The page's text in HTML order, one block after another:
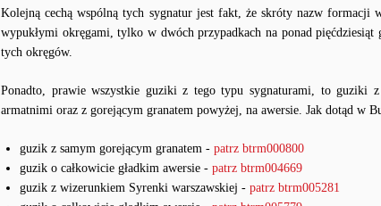
Kolejną cechą wspólną tych sygnatur jest fakt, że skróty nazw formacji
wypukłymi okręgami, tylko w dwóch przypadkach na ponad
tych okręgów.
Ponadto, prawie wszystkie guziki z tego typu sygnaturami, to guziki
armatnimi oraz z gorejącym granatem powyżej, na awersie. Jak dotąd w
guzik z samym gorejącym granatem - patrz btrm000800
guzik o całkowicie gładkim awersie - patrz btrm004669
guzik z wizerunkiem Syrenki warszawskiej - patrz btrm005281